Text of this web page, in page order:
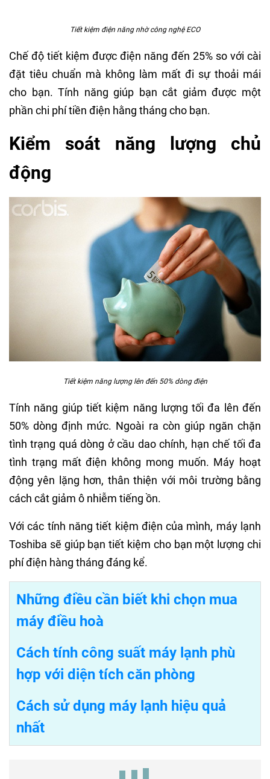
Tiết kiệm điện năng nhờ công nghệ ECO
Chế độ tiết kiệm được điện năng đến 25% so với cài
đặt tiêu chuẩn mà không làm mất đi sự thoải mái
cho bạn. Tính năng giúp bạn cắt giảm được một
phần chi phí tiền điện hằng tháng cho bạn.
Kiểm soát năng lượng chủ
động
Tiết kiệm năng lượng lên đến 50% dòng điện
Tính năng giúp tiết kiệm năng lượng tối đa lên đến
50% dòng định mức. Ngoài ra còn giúp ngăn chặn
tình trạng quá dòng ở cầu dao chính, hạn chế tối đa
tình trạng mất điện không mong muốn. Máy hoạt
động yên lặng hơn, thân thiện với môi trường bằng
cách cắt giảm ô nhiễm tiếng ồn.
Với các tính năng tiết kiệm điện của mình, máy lạnh
Toshiba sẽ giúp bạn tiết kiệm cho bạn một lượng chi
phí điện hàng tháng đáng kể.
Những điều cần biết khi chọn mua
máy điều hoà
Cách tính công suất máy lạnh phù
hợp với diện tích căn phòng
Cách sử dụng máy lạnh hiệu quả
nhất